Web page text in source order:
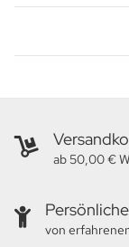
ab 50,00 €
von